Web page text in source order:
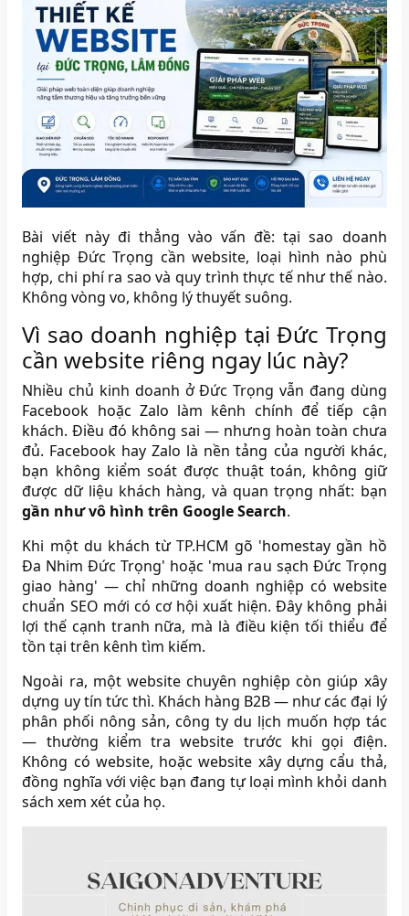
Bài viết này đi thẳng vào vấn đề: tại sao doanh
nghiệp Đức Trọng cần website, loại hình nào phù
hợp, chi phí ra sao và quy trình thực tế như thế nào.
Không vòng vo, không lý thuyết suông.
Vì sao doanh nghiệp tại Đức Trọng
cần website riêng ngay lúc này?
Nhiều chủ kinh doanh ở Đức Trọng vẫn đang dùng
Facebook hoặc Zalo làm kênh chính để tiếp cận
khách. Điều đó không sai — nhưng hoàn toàn chưa
đủ. Facebook hay Zalo là nền tảng của người khác,
bạn không kiểm soát được thuật toán, không giữ
được dữ liệu khách hàng, và quan trọng nhất: bạn
gần như vô hình trên Google Search.
Khi một du khách từ TP.HCM gõ 'homestay gần hồ
Đa Nhim Đức Trọng' hoặc 'mua rau sạch Đức Trọng
giao hàng' — chỉ những doanh nghiệp có website
chuẩn SEO mới có cơ hội xuất hiện. Đây không phải
lợi thế cạnh tranh nữa, mà là điều kiện tối thiểu để
tồn tại trên kênh tìm kiếm.
Ngoài ra, một website chuyên nghiệp còn giúp xây
dựng uy tín tức thì. Khách hàng B2B — như các đại lý
phân phối nông sản, công ty du lịch muốn hợp tác
— thường kiểm tra website trước khi gọi điện.
Không có website, hoặc website xây dựng cẩu thả,
đồng nghĩa với việc bạn đang tự loại mình khỏi danh
sách xem xét của họ.